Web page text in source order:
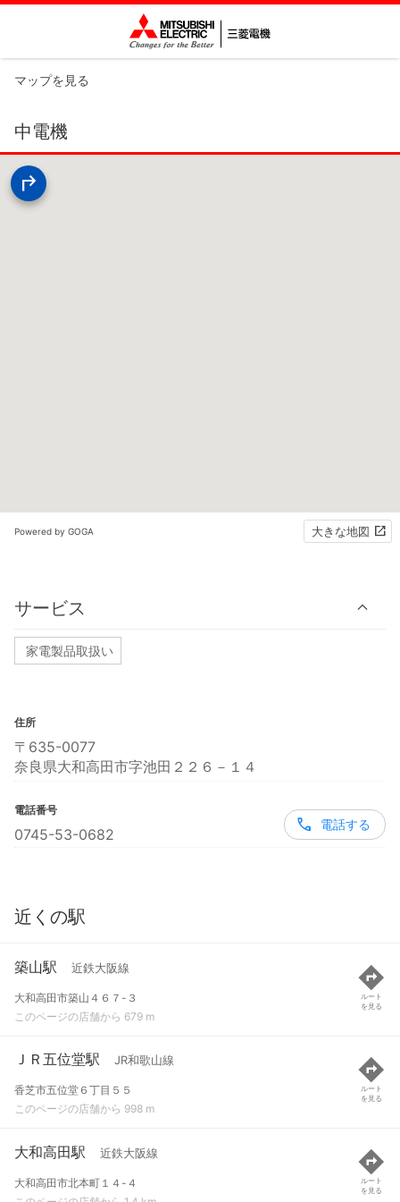
マップを見る
中電機
Powered by GOGA 大きな地図
サービス
家電製品取扱い
住所
〒635-0077
奈良県大和高田市字池田２２６－１４
電話番号
0745-53-0682
電話する
近くの駅
築山駅 近鉄大阪線
大和高田市築山４６７-３
このページの店舗から 679 m
ルート
を見る
ＪＲ五位堂駅 JR和歌山線
香芝市五位堂６丁目５５
このページの店舗から 998 m
ルート
を見る
大和高田駅 近鉄大阪線
大和高田市北本町１４-４
ルート
を見る